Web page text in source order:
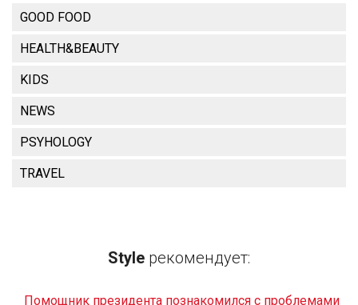
GOOD FOOD
HEALTH&BEAUTY
KIDS
NEWS
PSYHOLOGY
TRAVEL
Style рекомендует:
Помощник президента познакомился с проблемами